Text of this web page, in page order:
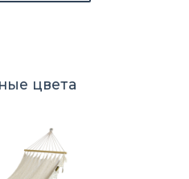
цвета